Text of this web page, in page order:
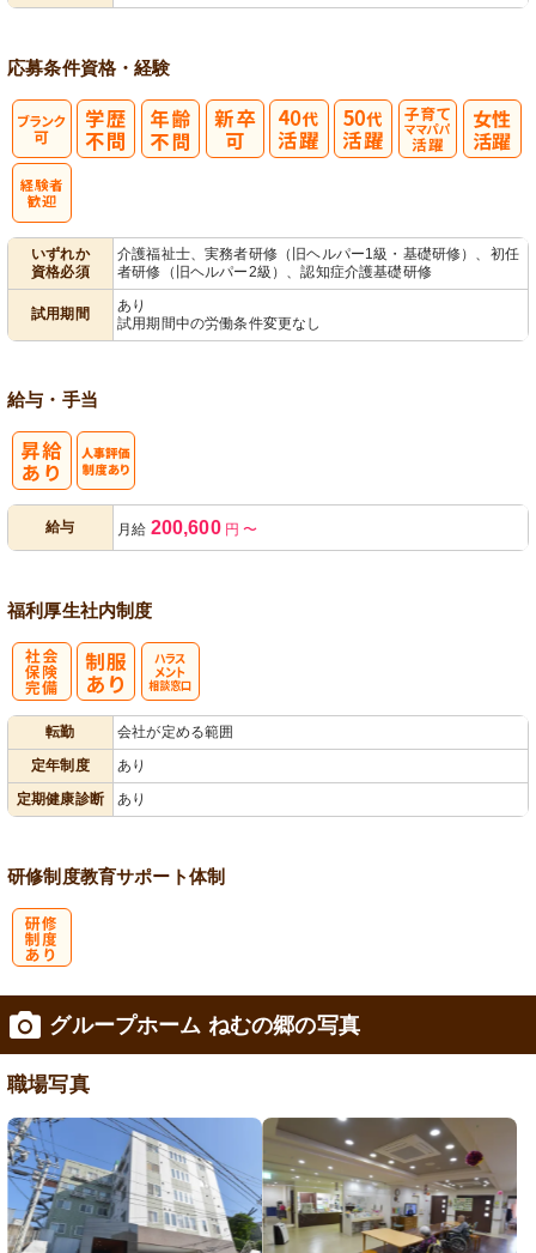
応募条件資格・経験
いずれか
資格必須
介護福祉士、実務者研修（旧ヘルパー1級・基礎研修）、初任
者研修（旧ヘルパー2級）、認知症介護基礎研修
試用期間
あり
試用期間中の労働条件変更なし
給与・手当
給与 月給 200,600円〜
福利厚生社内制度
転勤
会社が定める範囲
定年制度
あり
定期健康診断
あり
研修制度教育サポート体制
グループホーム ねむの郷の写真
職場写真